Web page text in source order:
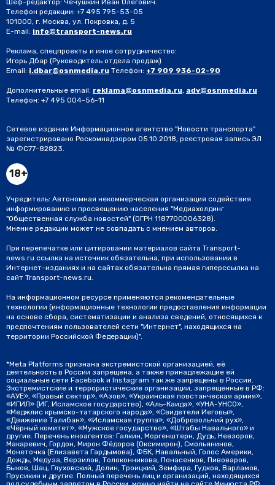
Шеф-редактор: Чечушкин Иван Олегович.
Телефон редакции: +7 495 795-53-05
101000, г. Москва, ул. Покровка, д. 5
E-mail: info@transport-news.ru
Реклама, спецпроекты и иное сотрудничество:
Игорь Дбар (Руководитель отдела продаж)
Email: i.dbar@osnmedia.ru Телефон: +7 909 936-02-90
Дополнительные email: reklama@osnmedia.ru, adv@osnmedia.ru
Телефон: +7 495 004-56-11
Сетевое издание Информационное агентство "Новости транспорта"
зарегистрировано Роскомнадзором 05.10.2018, реестровая запись ЭЛ
№ ФС77-82823.
18+
Учредитель: Автономная некоммерческая организация содействия
информированию и просвещению населения "Медиахолдинг
"Общественная служба новостей" (ОГРН 1187700006328).
Мнение редакции может не совпадать с мнением авторов.
При перепечатке или цитировании материалов сайта Transport-
news.ru ссылка на источник обязательна, при использовании в
Интернет-изданиях и на сайтах обязательна прямая гиперссылка на
сайт Transport-news.ru.
На информационном ресурсе применяются рекомендательные
технологии (информационные технологии предоставления информации
на основе сбора, систематизации и анализа сведений, относящихся к
предпочтениям пользователей сети "Интернет", находящихся на
территории Российской Федерации)".
*Meta Platforms признана экстремистской организацией, её
деятельность в России запрещена, а также принадлежащие ей
социальные сети Facebook и Instagram так же запрещены в России.
Экстремистские и террористические организации, запрещенные в РФ:
«АУЕ», «Правый сектор», «Азов», «Украинская повстанческая армия»,
«ИГИЛ» (ИГ, Исламское государство), «Аль-Каида», «УНА-УНСО»,
«Меджлис крымско-татарского народа», «Свидетели Иеговы»,
«Движение Талибан», «Исламская группа», «Добровольчий рух»,
«Чёрный комитет», «Мужское государство», «Штабы Навального» и
другие. Перечень иноагентов: Галкин, Моргенштерн, Дудь, Невзоров,
Макаревич, Гордон, Мирон Фёдоров (Оксимирон), Смольянинов,
Монеточка (Елизавета Гардымова), ФБК, Навальный, Голос Америки,
Дождь, Медуза, Верзилов, Толоконникова, Понасенков, Пивоваров,
Быков, Шац, Глуховский, Долин, Троицкий, Земфира, Гудков, Варламов,
Прусикин и другие. Полный перечень лиц и организаций, находящихся